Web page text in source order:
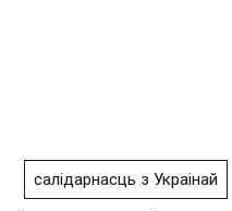
салідарнасць з Украінай